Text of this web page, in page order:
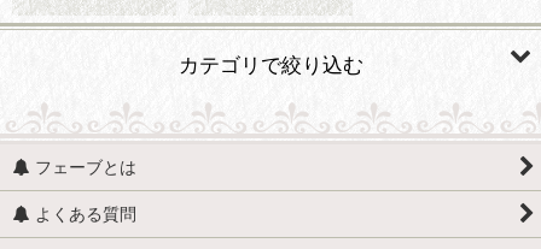
カテゴリで絞り込む
民族・文化・歴史 (すべての商品を表示)
全般
フェーブとは
よくある質問